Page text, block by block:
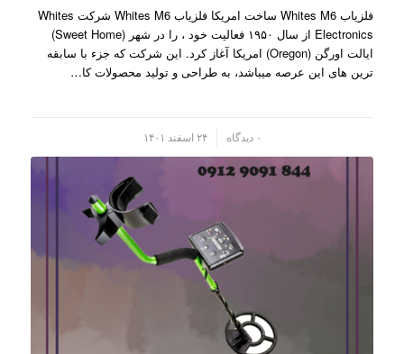
فلزیاب Whites M6 ساخت امریکا فلزیاب Whites M6 شرکت Whites
Electronics از سال ۱۹۵۰ فعالیت خود ، را در شهر (Sweet Home)
ایالت اورگن (Oregon) امریکا آغاز کرد. این شرکت که جزء با سابقه
ترین های این عرصه میباشد، به طراحی و تولید محصولات کا…
۰ دیدگاه ۲۴ اسفند ۱۴۰۱